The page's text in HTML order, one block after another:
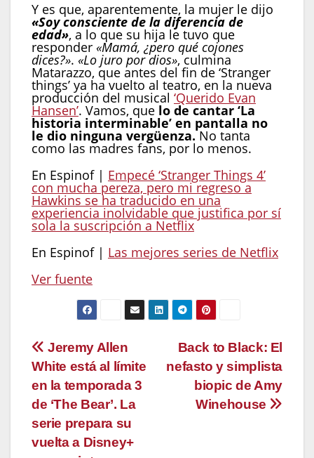
Y es que, aparentemente, la mujer le dijo
«Soy consciente de la diferencia de
edad», a lo que su hija le tuvo que
responder «Mamá, ¿pero qué cojones
dices?». «Lo juro por dios», culmina
Matarazzo, que antes del fin de ‘Stranger
things’ ya ha vuelto al teatro, en la nueva
producción del musical ‘Querido Evan
Hansen’. Vamos, que lo de cantar ‘La
historia interminable’ en pantalla no
le dio ninguna vergüenza.No tanta
como las madres fans, por lo menos.
En Espinof | Empecé ‘Stranger Things 4’
con mucha pereza, pero mi regreso a
Hawkins se ha traducido en una
experiencia inolvidable que justifica por sí
sola la suscripción a Netflix
En Espinof | Las mejores series de Netflix
Ver fuente
Navegación
de
entradas
Back to Black: El
nefasto y simplista
biopic de Amy
Winehouse
Jeremy Allen
White está al límite
en la temporada 3
de ‘The Bear’. La
serie prepara su
vuelta a Disney+